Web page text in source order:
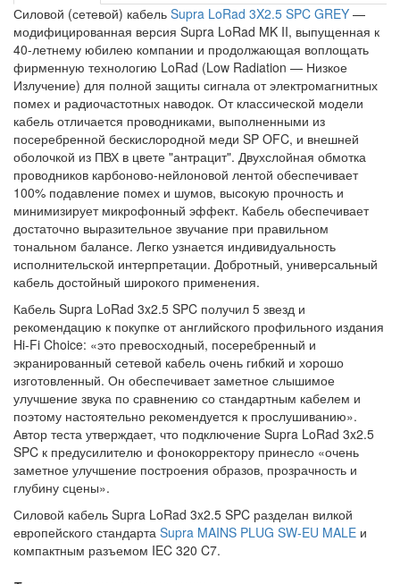
Силовой (сетевой) кабель Supra LoRad 3X2.5 SPC GREY —
модифицированная версия Supra LoRad MK II, выпущенная к
40-летнему юбилею компании и продолжающая воплощать
фирменную технологию LoRad (Low Radiation — Низкое
Излучение) для полной защиты сигнала от электромагнитных
помех и радиочастотных наводок. От классической модели
кабель отличается проводниками, выполненными из
посеребренной бескислородной меди SP OFC, и внешней
оболочкой из ПВХ в цвете "антрацит". Двухслойная обмотка
проводников карбоново-нейлоновой лентой обеспечивает
100% подавление помех и шумов, высокую прочность и
минимизирует микрофонный эффект. Кабель обеспечивает
достаточно выразительное звучание при правильном
тональном балансе. Легко узнается индивидуальность
исполнительской интерпретации. Добротный, универсальный
кабель достойный широкого применения.
Кабель Supra LoRad 3x2.5 SPC получил 5 звезд и
рекомендацию к покупке от английского профильного издания
Hi-Fi Choice: «это превосходный, посеребренный и
экранированный сетевой кабель очень гибкий и хорошо
изготовленный. Он обеспечивает заметное слышимое
улучшение звука по сравнению со стандартным кабелем и
поэтому настоятельно рекомендуется к прослушиванию».
Автор теста утверждает, что подключение Supra LoRad 3x2.5
SPC к предусилителю и фонокорректору принесло «очень
заметное улучшение построения образов, прозрачность и
глубину сцены».
Силовой кабель Supra LoRad 3x2.5 SPC разделан вилкой
европейского стандарта Supra MAINS PLUG SW-EU MALE и
компактным разъемом IEC 320 C7.